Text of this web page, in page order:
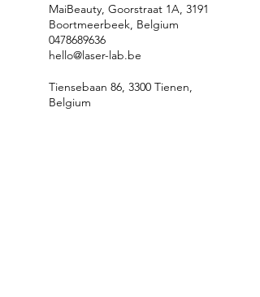
MaiBeauty, Goorstraat 1A, 3191
Boortmeerbeek, Belgium
0478689636
hello@laser-lab.be
Tiensebaan 86, 3300 Tienen,
Belgium